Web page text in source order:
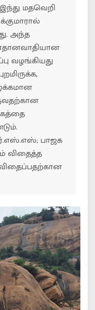
மதவெறி
அந்த
வழங்கியது
பாஜக
விதைத்த